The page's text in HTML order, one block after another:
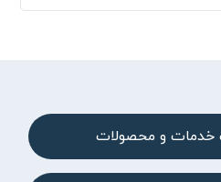
خدمات و محصولات